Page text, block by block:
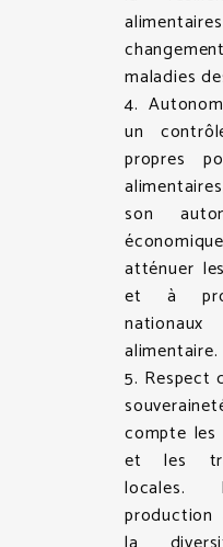
maladies
4.
un
propres
son
atténuer
et à
alimentaire.
5. Respect
compte les
et les
locales.
production